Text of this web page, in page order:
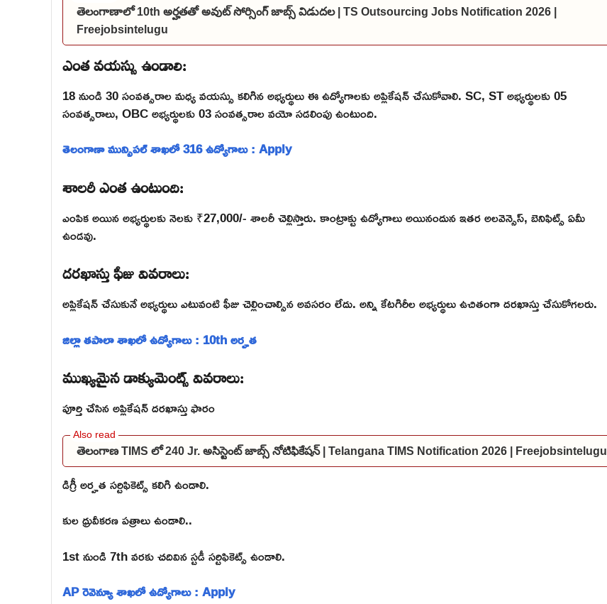
తెలంగాణాలో 10th అర్హతతో అవుట్ సోర్సింగ్ జాబ్స్ విడుదల | TS Outsourcing Jobs Notification 2026 |
Freejobsintelugu
ఎంత వయస్సు ఉండాలి:
18 నుండి 30 సంవత్సరాల మధ్య వయస్సు కలిగిన అభ్యర్థులు ఈ ఉద్యోగాలకు అప్లికేషన్ చేసుకోవాలి. SC, ST అభ్యర్థులకు 05
సంవత్సరాలు, OBC అభ్యర్థులకు 03 సంవత్సరాల వయో సడలింపు ఉంటుంది.
తెలంగాణా మున్సిపల్ శాఖలో 316 ఉద్యోగాలు : Apply
శాలరీ ఎంత ఉంటుంది:
ఎంపిక అయిన అభ్యర్థులకు నెలకు ₹27,000/- శాలరీ చెల్లిస్తారు. కాంట్రాక్టు ఉద్యోగాలు అయినందున ఇతర అలవెన్సెస్, బెనిఫిట్స్ ఏమీ
ఉండవు.
దరఖాస్తు ఫీజు వివరాలు:
అప్లికేషన్ చేసుకునే అభ్యర్థులు ఎటువంటి ఫీజు చెల్లించాల్సిన అవసరం లేదు. అన్ని కేటగిరీల అభ్యర్థులు ఉచితంగా దరఖాస్తు చేసుకోగలరు.
జిల్లా తపాలా శాఖలో ఉద్యోగాలు : 10th అర్హత
ముఖ్యమైన డాక్యుమెంట్స్ వివరాలు:
పూర్తి చేసిన అప్లికేషన్ దరఖాస్తు ఫారం
తెలంగాణ TIMS లో 240 Jr. అసిస్టెంట్ జాబ్స్ నోటిఫికేషన్ | Telangana TIMS Notification 2026 | Freejobsintelugu
డిగ్రీ అర్హత సర్టిఫికెట్స్ కలిగి ఉండాలి.
కుల ధ్రువీకరణ పత్రాలు ఉండాలి..
1st నుండి 7th వరకు చదివిన స్టడీ సర్టిఫికెట్స్ ఉండాలి.
AP రెవెన్యూ శాఖలో ఉద్యోగాలు : Apply